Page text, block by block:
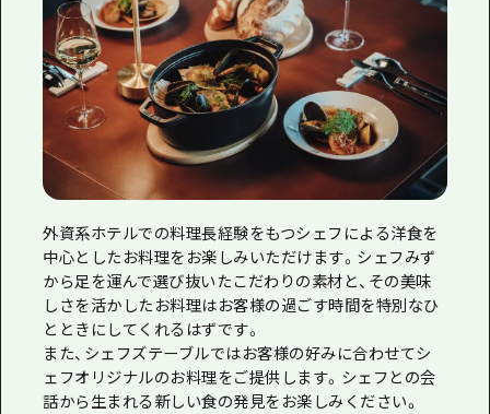
外資系ホテルでの料理長経験をもつシェフによる洋食を
中心としたお料理をお楽しみいただけます。シェフみず
から足を運んで選び抜いたこだわりの素材と、その美味
しさを活かしたお料理はお客様の過ごす時間を特別なひ
とときにしてくれるはずです。
また、シェフズテーブルではお客様の好みに合わせてシ
ェフオリジナルのお料理をご提供します。シェフとの会
話から生まれる新しい食の発見をお楽しみください。